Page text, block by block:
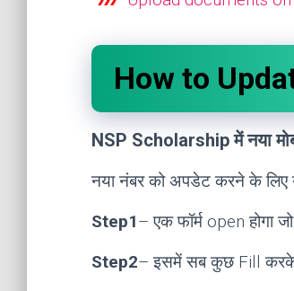
How to
NSP Scholarship में नया
नया नंबर को अपडेट करने के लिए
Step1– एक फॉर्म open होगा
Step2– इसमें सब कुछ Fill